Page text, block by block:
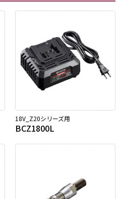
18V_Z20シリーズ用
BCZ1800L